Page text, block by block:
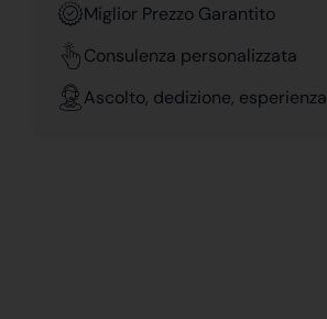
Miglior Prezzo Garantito
Consulenza personalizzata
Ascolto, dedizione, esperienza